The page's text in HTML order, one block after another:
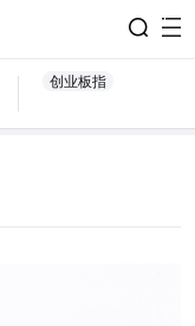
创业板指